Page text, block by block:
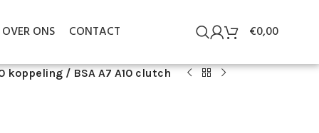
OVER ONS CONTACT €0,00
koppeling / BSA A7 A10 clutch